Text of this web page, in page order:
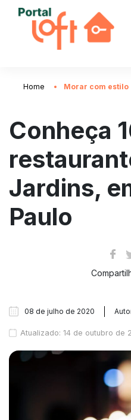
Home Morar com estilo
Conheça
Jardins,
Paulo
08 de julho de 2020
Atualizado: 14 de outubro de